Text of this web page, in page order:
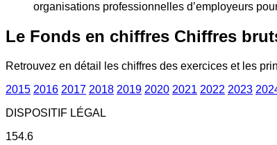
organisations professionnelles d’employeurs
Le Fonds en chiffres Chiffres
Retrouvez en détail les chiffres des exercices et les
2015 2016 2017 2018 2019 2020 2021 2022 2023
DISPOSITIF LÉGAL
154.6